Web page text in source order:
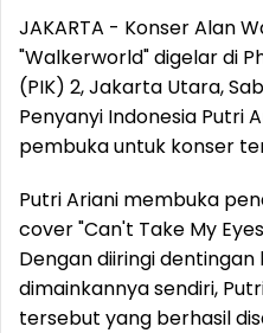
JAKARTA - Konser Alan
"Walkerworld" digelar di
(PIK) 2, Jakarta Utara,
Penyanyi Indonesia Putri
pembuka untuk konser
Putri Ariani membuka
cover "Can't Take My
Dengan diiringi
dimainkannya sendiri,
tersebut yang berhasil